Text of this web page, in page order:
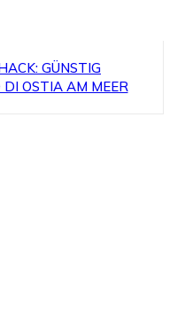
GÜNSTIG
OSTIA AM MEER